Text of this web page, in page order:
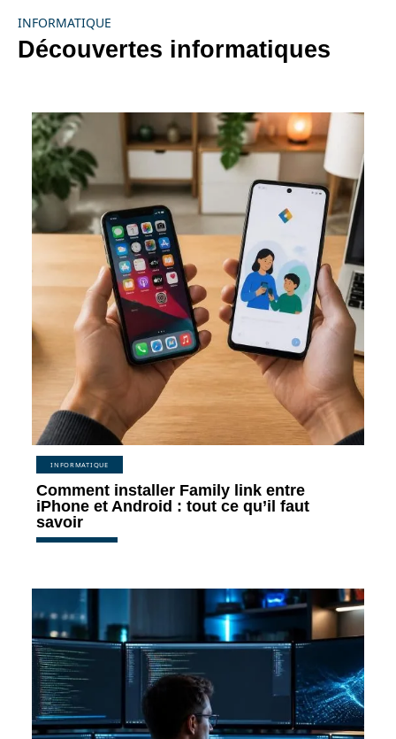
INFORMATIQUE
Découvertes informatiques
INFORMATIQUE
Comment installer Family link entre
iPhone et Android : tout ce qu’il faut
savoir